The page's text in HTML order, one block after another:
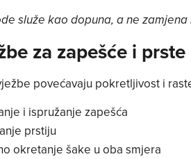
služe kao dopuna, a ne
za zapešće i prste
povećavaju pokretljivost i
i ispružanje zapešća
prstiju
okretanje šake u oba smjera